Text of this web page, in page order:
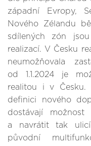
západní Evropy,
Nového Zélandu
sdílených zón
realizací. V Česku
neumožňovala
od 1.1.2024 je
realitou i v Česku.
definici nového
dostávají
a navrátit tak
původní